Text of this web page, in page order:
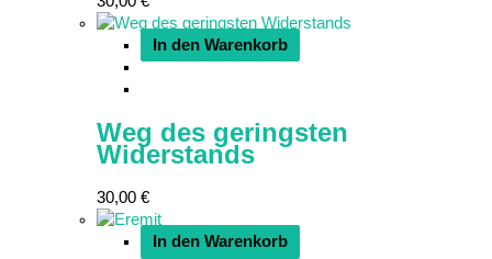
In den Warenkorb
Weg des geringsten
Widerstands
30,00 €
In den Warenkorb